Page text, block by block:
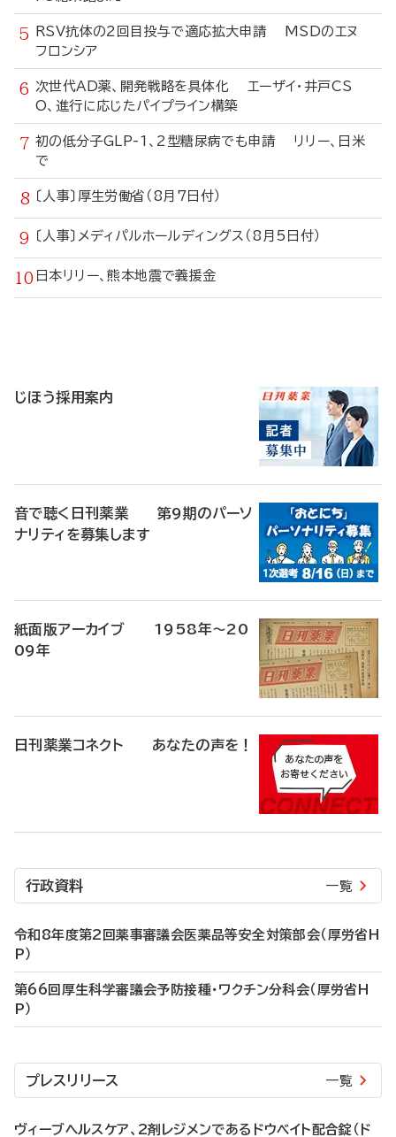
RSV抗体の2回目投与で適応拡大申請 MSDのエヌ
フロンシア
次世代AD薬、開発戦略を具体化 エーザイ・井戸CS
O、進行に応じたパイプライン構築
初の低分子GLP-1、2型糖尿病でも申請 リリー、日米
で
〔人事〕厚生労働省（8月7日付）
〔人事〕メディパルホールディングス（8月5日付）
日本リリー、熊本地震で義援金
じほう採用案内
音で聴く日刊薬業 第9期のパーソ
ナリティを募集します
紙面版アーカイブ 1958年～20
09年
日刊薬業コネクト あなたの声を！
行政資料 一覧
令和8年度第2回薬事審議会医薬品等安全対策部会（厚労省H
P）
第66回厚生科学審議会予防接種・ワクチン分科会（厚労省H
P）
プレスリリース 一覧
ヴィーブヘルスケア、2剤レジメンであるドウベイト配合錠（ド